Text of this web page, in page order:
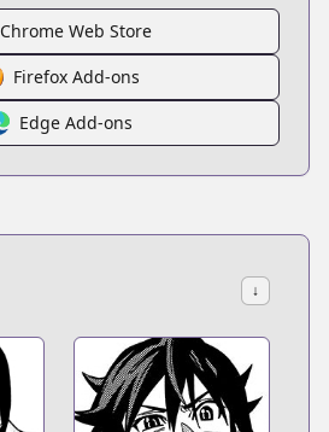
Chrome Web Store
Firefox Add-ons
Edge Add-ons
↓